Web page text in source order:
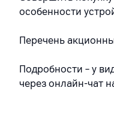
особенности
Перечень
Подробности – у
через онлайн-чат